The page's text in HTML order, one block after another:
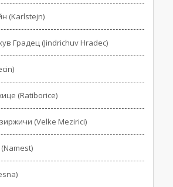
(Karlstejn)
Градец (Jindrichuv Hradec)
(Ratiborice)
(Velke Mezirici)